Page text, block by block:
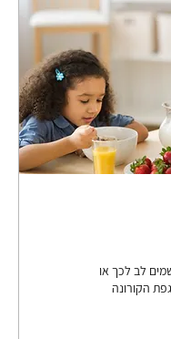
לב לכך או
מגפת הקורונה